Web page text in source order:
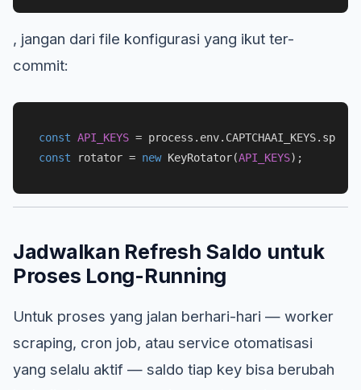
, jangan dari file konfigurasi yang ikut ter-
commit:
const API_KEYS = process. env. CAPTCHAAI_KEYS. split
const rotator = new KeyRotator(API_KEYS
Jadwalkan Refresh Saldo untuk
Proses Long-Running
Untuk proses yang jalan berhari-hari — worker
scraping, cron job, atau service otomatisasi
yang selalu aktif — saldo tiap key bisa berubah